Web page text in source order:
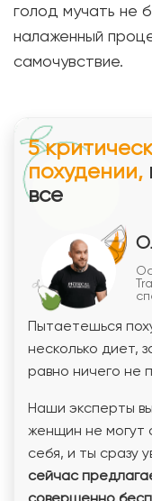
голод мучать не
налаженный
самочувствие.
5
похудении,
все
Пытаетешься
несколько диет,
равно ничего не
Наши эксперты
женщин не могут
себя, и ты сразу
сейчас